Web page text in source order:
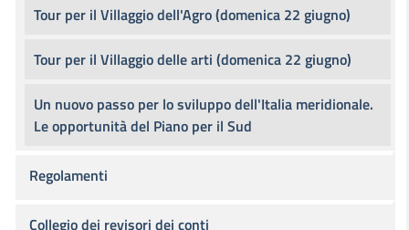
Tour per il Villaggio dell'Agro (domenica 22 giugno)
Tour per il Villaggio delle arti (domenica 22 giugno)
Un nuovo passo per lo sviluppo dell'Italia meridionale.
Le opportunità del Piano per il Sud
Regolamenti
Collegio dei revisori dei conti